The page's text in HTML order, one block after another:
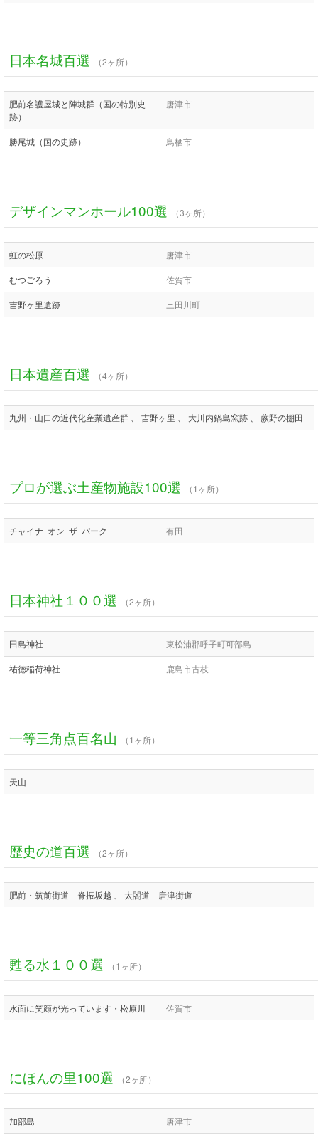
日本名城百選 （2ヶ所）
肥前名護屋城と陣城群（国の特別史
跡）
唐津市
勝尾城（国の史跡） 鳥栖市
デザインマンホール100選 （3ヶ所）
虹の松原 唐津市
むつごろう 佐賀市
吉野ヶ里遺跡 三田川町
日本遺産百選 （4ヶ所）
九州・山口の近代化産業遺産群 、 吉野ヶ里 、 大川内鍋島窯跡 、 蕨野の棚田
プロが選ぶ土産物施設100選 （1ヶ所）
チャイナ･オン･ザ･パーク 有田
日本神社１００選 （2ヶ所）
田島神社 東松浦郡呼子町可部島
祐徳稲荷神社 鹿島市古枝
一等三角点百名山 （1ヶ所）
天山
歴史の道百選 （2ヶ所）
肥前・筑前街道―脊振坂越 、 太閤道―唐津街道
甦る水１００選 （1ヶ所）
水面に笑顔が光っています・松原川 佐賀市
にほんの里100選 （2ヶ所）
加部島 唐津市